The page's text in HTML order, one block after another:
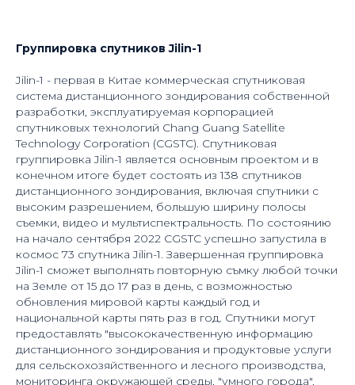
Группировка спутников Jilin-1
Jilin-1 - первая в Китае коммерческая спутниковая
система дистанционного зондирования собственной
разработки, эксплуатируемая корпорацией
спутниковых технологий Chang Guang Satellite
Technology Corporation (CGSTC). Спутниковая
группировка Jilin-1 является основным проектом и в
конечном итоге будет состоять из 138 спутников
дистанционного зондирования, включая спутники с
высоким разрешением, большую ширину полосы
съемки, видео и мультиспектральность. По состоянию
на начало сентября 2022 CGSTC успешно запустила в
космос 73 спутника Jilin-1. Завершенная группировка
Jilin-1 сможет выполнять повторную съмку любой точки
на Земле от 15 до 17 раз в день, с возможностью
обновления мировой карты каждый год и
национальной карты пять раз в год. Спутники могут
предоставлять "высококачественную информацию
дистанционного зондирования и продуктовые услуги
для сельскохозяйственного и лесного производства,
мониторинга окружающей среды, "умного города",